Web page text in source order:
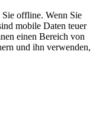
offline. Wenn Sie
mobile Daten teuer
einen Bereich von
und ihn verwenden,